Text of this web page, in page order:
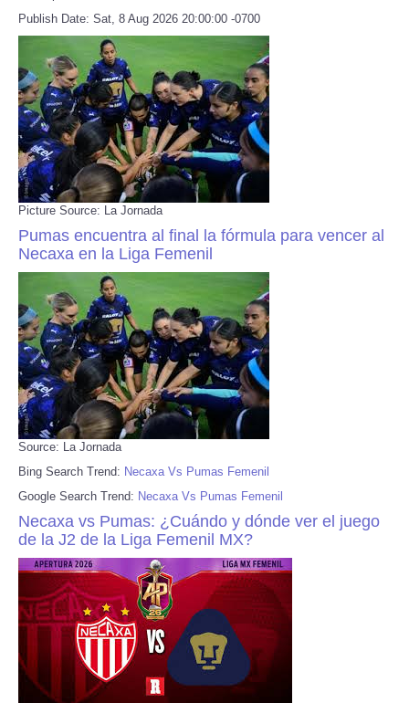
Publish Date: Sat, 8 Aug 2026 20:00:00 -0700
Picture Source: La Jornada
Pumas encuentra al final la fórmula para vencer al
Necaxa en la Liga Femenil
Source: La Jornada
Bing Search Trend: Necaxa Vs Pumas Femenil
Google Search Trend: Necaxa Vs Pumas Femenil
Necaxa vs Pumas: ¿Cuándo y dónde ver el juego
de la J2 de la Liga Femenil MX?